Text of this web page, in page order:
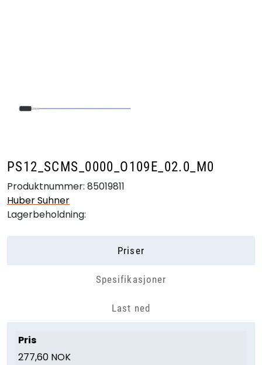
PS12_SCMS_0000_O109E_02.0_M0
Produktnummer: 85019811
Huber Suhner
Lagerbeholdning:
Priser
Spesifikasjoner
Last ned
Pris
277,60 NOK
Leverandører